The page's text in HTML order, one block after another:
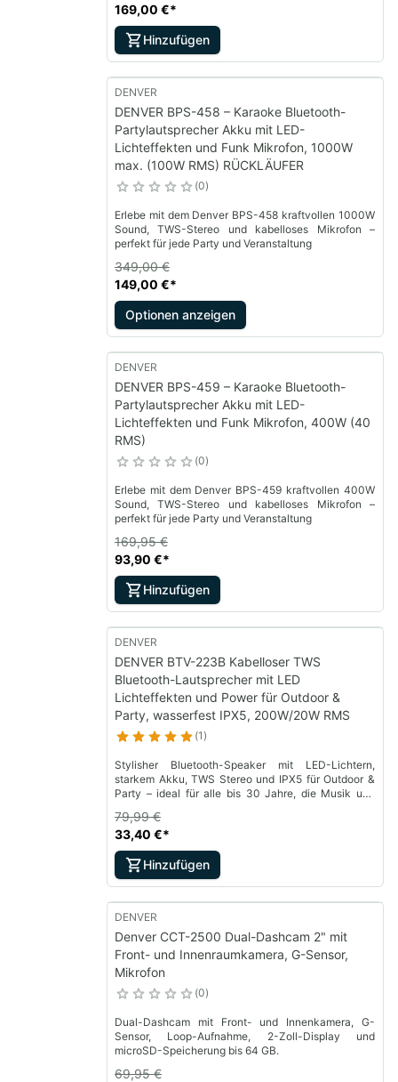
169,00 €*
Hinzufügen
DENVER
DENVER BPS-458 – Karaoke Bluetooth-
Partylautsprecher Akku mit LED-
Lichteffekten und Funk Mikrofon, 1000W
max. (100W RMS) RÜCKLÄUFER
0
Erlebe mit dem Denver BPS-458 kraftvollen 1000W
Sound, TWS-Stereo und kabelloses Mikrofon –
perfekt für jede Party und Veranstaltung
149,00 €*
349,00 €
Optionen anzeigen
DENVER
DENVER BPS-459 – Karaoke Bluetooth-
Partylautsprecher Akku mit LED-
Lichteffekten und Funk Mikrofon, 400W (40
RMS)
0
Erlebe mit dem Denver BPS-459 kraftvollen 400W
Sound, TWS-Stereo und kabelloses Mikrofon –
perfekt für jede Party und Veranstaltung
93,90 €*
169,95 €
Hinzufügen
DENVER
DENVER BTV-223B Kabelloser TWS
Bluetooth-Lautsprecher mit LED
Lichteffekten und Power für Outdoor &
Party, wasserfest IPX5, 200W/20W RMS
1
Stylisher Bluetooth-Speaker mit LED-Lichtern,
starkem Akku, TWS Stereo und IPX5 für Outdoor &
Party – ideal für alle bis 30 Jahre, die Musik und
33,40 €*
79,99 €
Hinzufügen
DENVER
Denver CCT-2500 Dual-Dashcam 2" mit
Front- und Innenraumkamera, G-Sensor,
Mikrofon
0
Dual-Dashcam mit Front- und Innenkamera, G-
Sensor, Loop-Aufnahme, 2-Zoll-Display und
microSD-Speicherung bis 64 GB.
69,95 €